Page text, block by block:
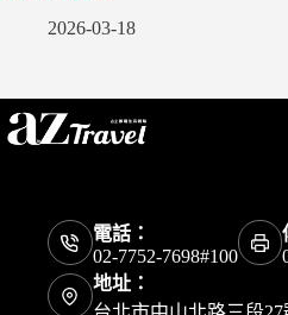
2026-03-18
電話：
02-7752-7698#100
地址：